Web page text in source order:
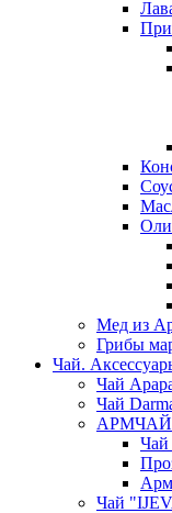
Мед из
Грибы
Чай.
Чай
Чай
АРМЧАЙ
Чай
Чай